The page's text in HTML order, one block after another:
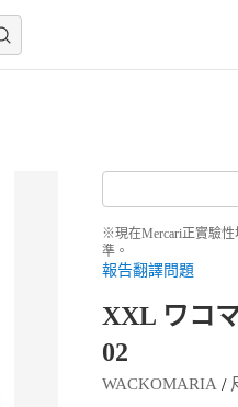
※現在Mercari正實驗
準。
報告翻譯問題
XXL ワコ
02
WACKOMARIA /